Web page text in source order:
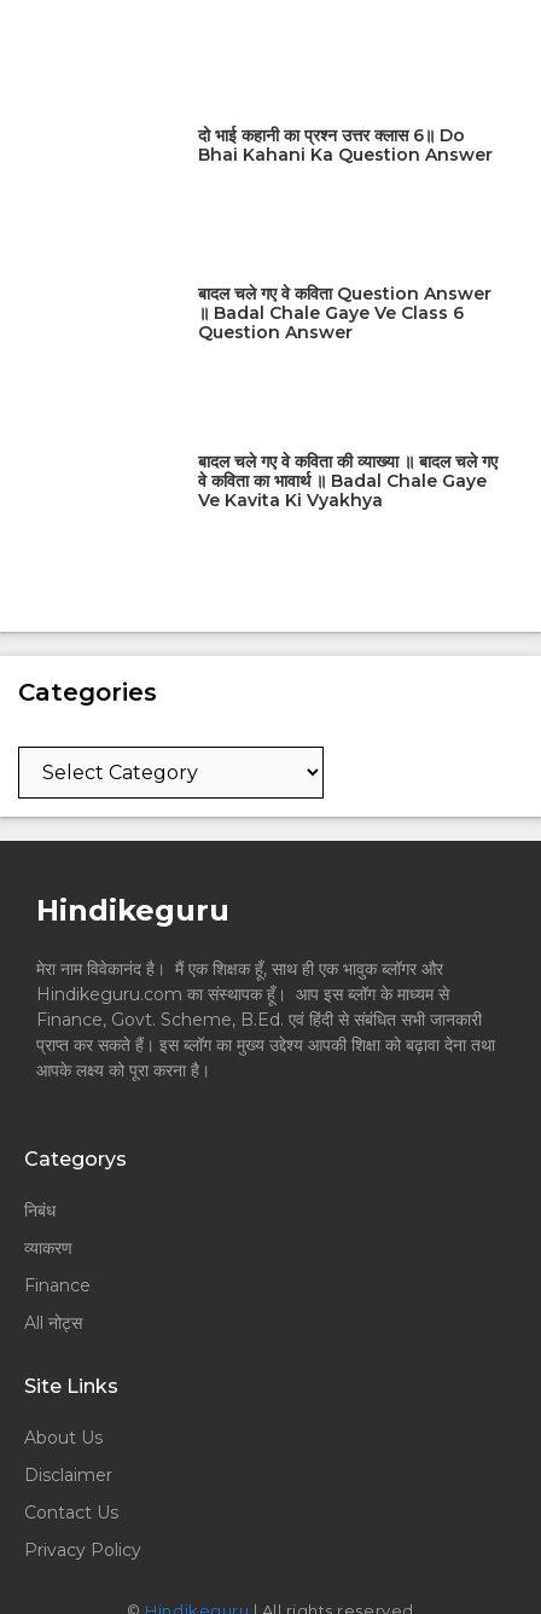
दो भाई कहानी का प्रश्न उत्तर क्लास 6॥ Do
Bhai Kahani Ka Question Answer
बादल चले गए वे कविता Question Answer
॥ Badal Chale Gaye Ve Class 6
Question Answer
बादल चले गए वे कविता की व्याख्या ॥ बादल चले गए
वे कविता का भावार्थ ॥ Badal Chale Gaye
Ve Kavita Ki Vyakhya
Categories
Categories
Hindikeguru
मेरा नाम विवेकानंद है। मैं एक शिक्षक हूँ, साथ ही एक भावुक ब्लॉगर और
Hindikeguru.com का संस्थापक हूँ। आप इस ब्लॉग के माध्यम से
Finance, Govt. Scheme, B.Ed. एवं हिंदी से संबंधित सभी जानकारी
प्राप्त कर सकते हैं। इस ब्लॉग का मुख्य उद्देश्य आपकी शिक्षा को बढ़ावा देना तथा
आपके लक्ष्य को पूरा करना है।
Categorys
निबंध
व्याकरण
Finance
All नोट्स
Site Links
About Us
Disclaimer
Contact Us
Privacy Policy